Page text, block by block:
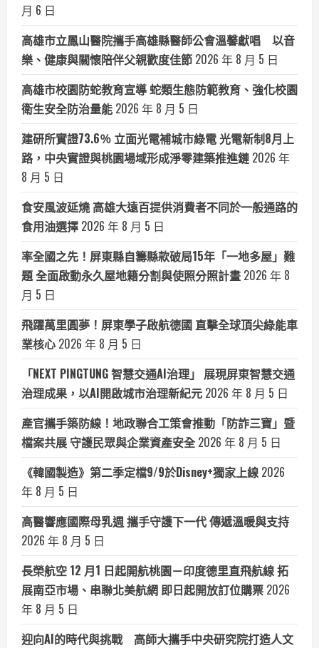
月 6 日
高雄市立鳳山醫院攜手高雄縣醫師公會溫馨獻唱 以音
樂、健康與關懷陪伴父親歡度佳節 2026 年 8 月 5 日
高雄市校園防蛇教育宣導 蛇類生態防範教育、強化校園
衛生安全防治量能 2026 年 8 月 5 日
建研所實證73.6％ 立面光電補城市綠電 光電新制8月上
路，中央實證與桃園場域形成淨零建築推進鏈 2026 年
8 月 5 日
食安風波延燒 高雄大遠百提供消費者不同於一般通路的
食用油選擇 2026 年 8 月 5 日
率全國之先！屏東縣自籌縣款破局15年「一地多屋」難
題 全面啟動永久屋地籍分割與使照分照計畫 2026 年 8
月 5 日
飛躍萬里圓夢！屏東學子啟航德國 直擊全球頂尖綠能車
業核心 2026 年 8 月 5 日
「NEXT PINGTUNG 智慧交通AI治理」 展現屏東智慧交通
治理成果，以AI開啟城市治理新紀元 2026 年 8 月 5 日
產官攜手築防線！地政聯合工策會推動「防詐三寶」暨
檔案共展 守護民眾與企業資產安全 2026 年 8 月 5 日
《韓國製造》第二季定檔9/9於Disney+獨家上線 2026
年 8 月 5 日
高醫響應國際母乳週 攜手守護下一代 傳遞溫暖與支持
2026 年 8 月 5 日
長榮航空 12 月1 日起開航桃園－印度德里直飛航線 拓
展南亞市場、串聯北美航網 即日起開放訂位購票 2026
年 8 月 5 日
迎向AI的時代與挑戰 高師大攜手中央研究院打造人文